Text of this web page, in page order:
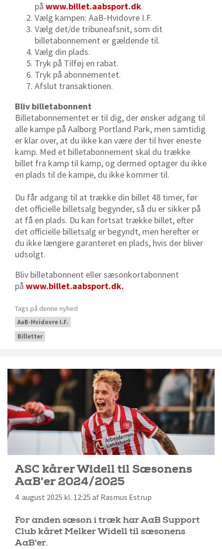
på www.billet.aabsport.dk.
Vælg kampen: AaB-Hvidovre I.F.
Vælg det/de tribuneafsnit, som dit
billetabonnement er gældende til.
Vælg din plads.
Tryk på Tilføj en rabat.
Tryk på abonnementet.
Afslut transaktionen.
Bliv billetabonnent
Billetabonnementet er til dig, der ønsker adgang til
alle kampe på Aalborg Portland Park, men samtidig
er klar over, at du ikke kan være der til hver eneste
kamp. Med et billetabonnement skal du trække
billet fra kamp til kamp, og dermed optager du ikke
en plads til de kampe, du ikke kommer til.
Du får adgang til at trække din billet 48 timer, før
det officielle billetsalg begynder, så du er sikker på
at få en plads. Du kan fortsat trække billet, efter
det officielle billetsalg er begyndt, men herefter er
du ikke længere garanteret en plads, hvis der bliver
udsolgt.
Bliv billetabonnent eller sæsonkortabonnent
på www.billet.aabsport.dk.
Tags på denne nyhed
AaB-Hvidovre I.F.
Billetter
ASC kårer Widell til Sæsonens
AaB'er 2024/2025
4. august 2025 kl. 12:25 af Rasmus Estrup
For anden sæson i træk har AaB Support
Club kåret Melker Widell til sæsonens
AaB'er.